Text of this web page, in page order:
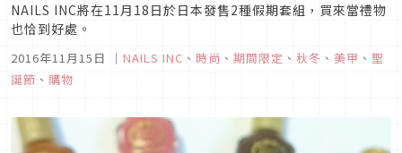
NAILS INC將在11月18日於日本發售2種假期套組，買來當禮物
也恰到好處。
2016年11月15日 ｜ NAILS INC 、 時尚 、 期間限定 、 秋冬 、 美甲 、 聖
誕節 、 購物